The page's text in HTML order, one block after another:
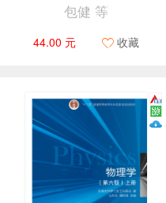
包健 等
44.00 元 收藏